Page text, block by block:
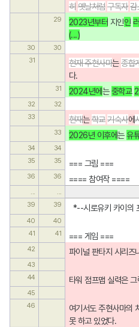
히 옛날처럼 구독자 감
29 2023년부터 지인인
(...)
30
30
31
현재 주현사마는 종합
다.
31 2024년에는 중학교
32
32
33
현재는 학교 기숙사에
33 2026년 이후에는 유
34
34
35
35 === 그림 ===
36 36 ==== 참여작 ====
...
...
39
39
*--시로유키 카이의
40
40
41
41 === 게임 ===
42 파이널 판타지 시리즈
43
44
타워 점프맵 실력은
45
46
여기서도 주현사마의
못 하고 있었다.